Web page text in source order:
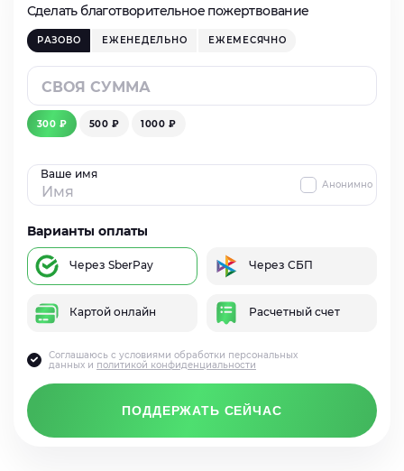
Сделать благотворительное пожертвование
РАЗОВО ЕЖЕНЕДЕЛЬНО ЕЖЕМЕСЯЧНО
300 ₽ 500 ₽ 1000 ₽
Ваше имя
Анонимно
Варианты оплаты
Через SberPay Через СБП
Картой онлайн Расчетный счет
ПОДДЕРЖАТЬ СЕЙЧАС
Соглашаюсь с условиями обработки персональных
данных и политикой конфиденциальности